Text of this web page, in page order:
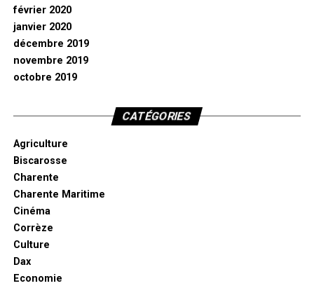
février 2020
janvier 2020
décembre 2019
novembre 2019
octobre 2019
CATÉGORIES
Agriculture
Biscarosse
Charente
Charente Maritime
Cinéma
Corrèze
Culture
Dax
Economie